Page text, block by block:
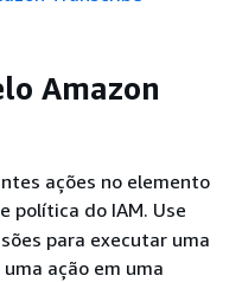
Amazon
ações no elemento
política do IAM. Use
para executar uma
ação em uma